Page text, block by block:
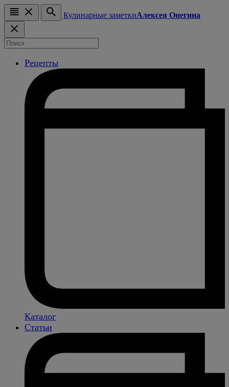
Кулинарные заметкиАлексея Онегина
Рецепты
Каталог
Статьи